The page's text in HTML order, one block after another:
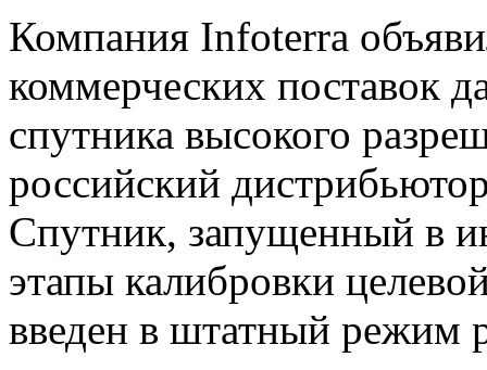
Компания Infoterra
коммерческих поставок
спутника высокого
российский
Спутник, запущенный в
этапы калибровки
введен в штатный режим